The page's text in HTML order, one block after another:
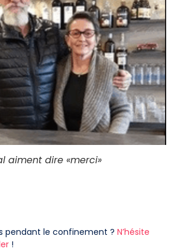
aiment dire «merci»
pendant le confinement ? N’hésite
!